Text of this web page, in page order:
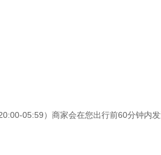
05:59）商家会在您出行前60分钟内发